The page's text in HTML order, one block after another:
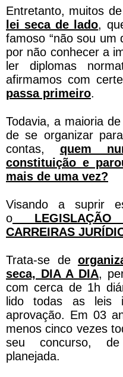
Entretanto, muitos
lei seca de lado,
famoso “não sou um
por não conhecer a
ler diplomas
afirmamos com
passa primeiro.
Todavia, a maioria
de se organizar
contas, quem
constituição e
mais de uma vez?
Visando a suprir
o LEGISLAÇÃO
CARREIRAS
Trata-se de
seca, DIA A DIA,
com cerca de 1h
lido todas as leis
aprovação. Em 03
menos cinco vezes
seu concurso,
planejada.